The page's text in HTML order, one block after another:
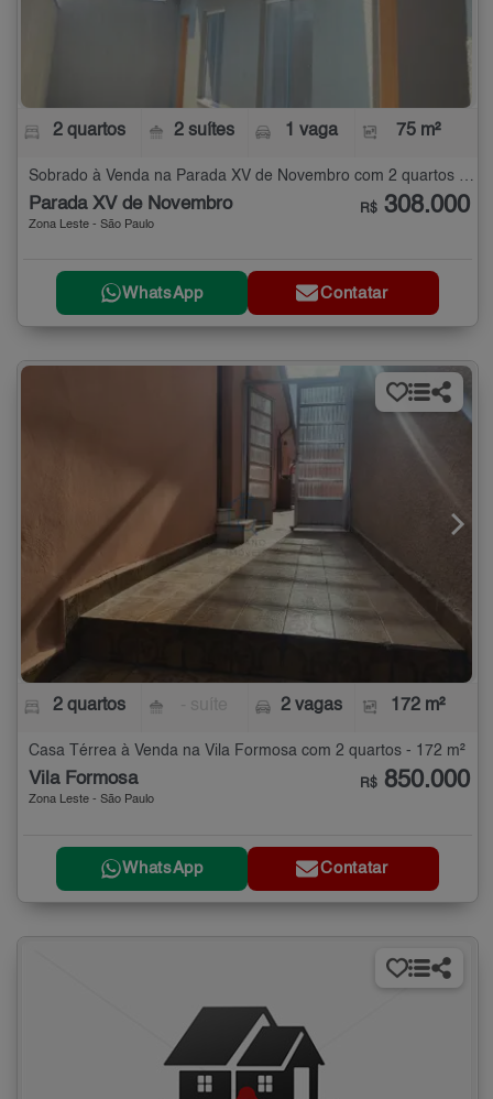
2 quartos 2 suítes 1 vaga 75 m²
Sobrado à Venda na Parada XV de Novembro com 2 quartos - 75 m²
Parada XV de Novembro
Zona Leste - São Paulo
R$ 308.000
WhatsApp Contatar
2 quartos 2 vagas 172 m²
Casa Térrea à Venda na Vila Formosa com 2 quartos - 172 m²
Vila Formosa
Zona Leste - São Paulo
R$ 850.000
WhatsApp Contatar